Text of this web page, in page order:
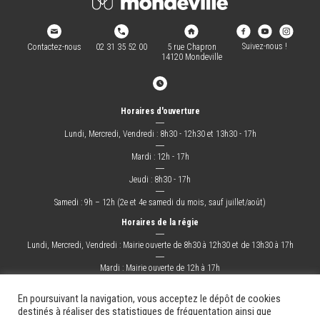
Contactez-nous 02 31 35 52 00
5 rue Chapron
14120 Mondeville
Suivez-nous !
Horaires d'ouverture
―
Lundi, Mercredi, Vendredi : 8h30 - 12h30 et 13h30 - 17h
―
Mardi : 12h - 17h
―
Jeudi : 8h30 - 17h
―
Samedi : 9h – 12h (2e et 4e samedi du mois, sauf juillet/août)
Horaires de la régie
―
Lundi, Mercredi, Vendredi : Mairie ouverte de 8h30 à 12h30 et de 13h30 à 17h
―
Mardi : Mairie ouverte de 12h à 17h
En poursuivant la navigation, vous acceptez le dépôt de cookies
destinés à réaliser des statistiques de fréquentation ainsi que